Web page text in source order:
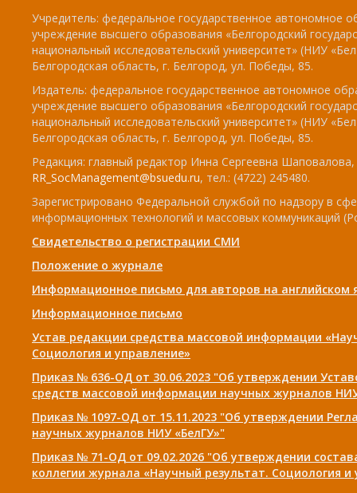
Учредитель: федеральное государственное автономное
учреждение высшего образования «Белгородский
национальный исследовательский университет» (НИУ
Белгородская область, г. Белгород, ул. Победы, 85.
Издатель: федеральное государственное автономное
учреждение высшего образования «Белгородский
национальный исследовательский университет» (НИУ
Белгородская область, г. Белгород, ул. Победы, 85.
Редакция: главный редактор Инна Сергеевна
RR_SocManagement@bsuedu.ru, тел.: (4722) 245480.
Зарегистрировано Федеральной службой по надзору в
информационных технологий и массовых коммуникаций
Свидетельство о регистрации СМИ
Положение о журнале
Информационное письмо для авторов на английском
Информационное письмо
Устав редакции средства массовой информации
Социология и управление»
Приказ № 636-ОД от 30.06.2023 "Об утверждении
средств массовой информации научных журналов
Приказ № 1097-ОД от 15.11.2023 "Об утверждении
научных журналов НИУ «БелГУ»"
Приказ № 71-ОД от 09.02.2026 "Об утверждении
коллегии журнала «Научный результат. Социология и